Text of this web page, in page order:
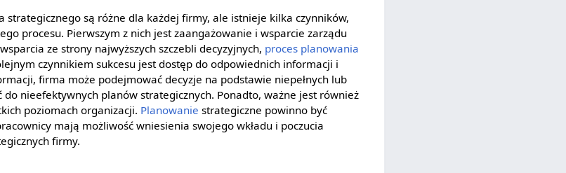
strategicznego są różne dla każdej firmy, ale istnieje kilka czynników,
procesu. Pierwszym z nich jest zaangażowanie i wsparcie zarządu
ze strony najwyższych szczebli decyzyjnych, proces planowania
czynnikiem sukcesu jest dostęp do odpowiednich informacji i
firma może podejmować decyzje na podstawie niepełnych lub
do nieefektywnych planów strategicznych. Ponadto, ważne jest również
poziomach organizacji. Planowanie strategiczne powinno być
mają możliwość wniesienia swojego wkładu i poczucia
firmy.